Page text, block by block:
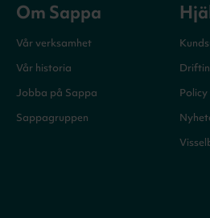
Om Sappa
Vår verksamhet
Vår historia
Jobba på Sappa
Sappagruppen